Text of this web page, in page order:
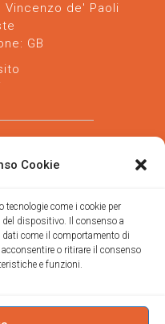
Cookie
tecnologie come i cookie per
del dispositivo. Il consenso a
dati come il comportamento di
o ritirare il consenso
e funzioni.
de' Paoli
GB
de' Paoli-Diocesi
11 (chiesa)